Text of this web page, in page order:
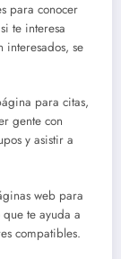
para conocer
te interesa
interesados, se
para citas,
gente con
y asistir a
web para
te ayuda a
compatibles.